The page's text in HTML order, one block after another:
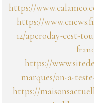
https://
https://
12/aperoday-cest-
https://
marques/on-a-
https://